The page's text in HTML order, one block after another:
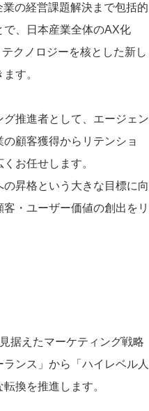
の経営課題解決まで包括的
、日本産業全体のAX化
クノロジーを核とした新し
す。
推進者として、エージェン
顧客獲得からリテンショ
お任せします。
昇格という大きな目標に向
・ユーザー価値の創出をリ
据えたマーケティング戦略
ンス」から「ハイレベル人
換を推進します。